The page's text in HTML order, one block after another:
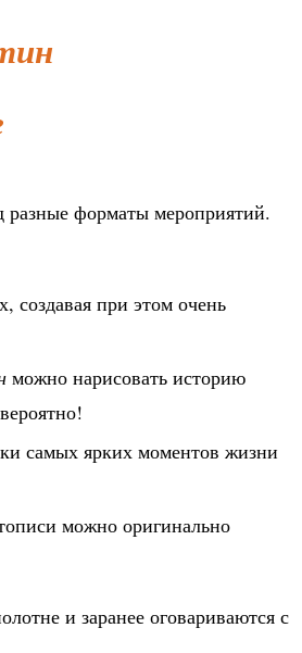
разные форматы мероприятий.
создавая при этом очень
можно нарисовать историю
самых ярких моментов жизни
можно оригинально
и заранее оговариваются с